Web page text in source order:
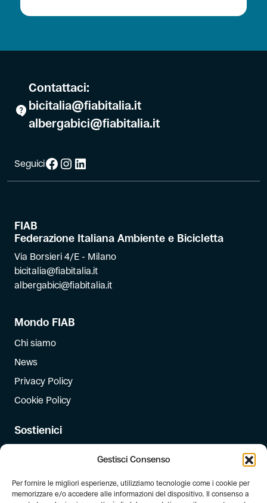
Gestisci Consenso
Per fornire le migliori esperienze, utilizziamo tecnologie come i cookie per
memorizzare e/o accedere alle informazioni del dispositivo. Il consenso a
Contattaci:
bicitalia@fiabitalia.it
albergabici@fiabitalia.it
SeguiciFacebook
Instagram
LinkedIn
FIAB
Federazione Italiana Ambiente e Bicicletta
Via Borsieri 4/E - Milano
bicitalia@fiabitalia.it
albergabici@fiabitalia.it
Mondo FIAB
Chi siamo
News
Privacy Policy
Cookie Policy
Sostienici
Dona il 5 per mille